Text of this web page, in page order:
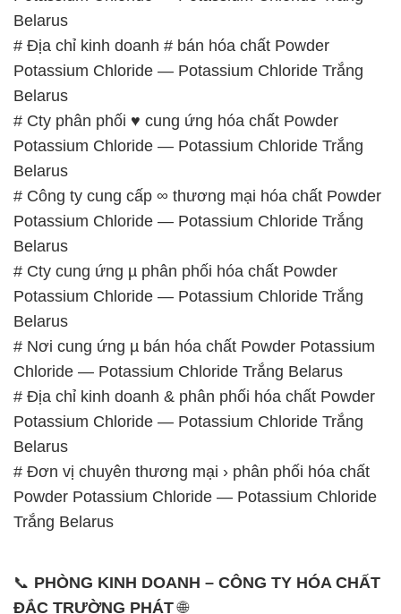
# Cty phân phối ♥ cung ứng hóa chất Powder
Potassium Chloride — Potassium Chloride Trắng
Belarus
# Công ty cung cấp ∞ thương mại hóa chất Powder
Potassium Chloride — Potassium Chloride Trắng
Belarus
# Cty cung ứng µ phân phối hóa chất Powder
Potassium Chloride — Potassium Chloride Trắng
Belarus
# Nơi cung ứng µ bán hóa chất Powder Potassium
Chloride — Potassium Chloride Trắng Belarus
# Địa chỉ kinh doanh & phân phối hóa chất Powder
Potassium Chloride — Potassium Chloride Trắng
Belarus
# Đơn vị chuyên thương mại › phân phối hóa chất
Powder Potassium Chloride — Potassium Chloride
Trắng Belarus
📞PHÒNG KINH DOANH – CÔNG TY HÓA CHẤT
ĐẮC TRƯỜNG PHÁT 🌐
🌐 Website: https://hoachatmientay.com/
– 0933.920.505 – 028.3504.5555